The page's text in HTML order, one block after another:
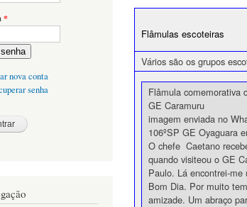
*
nova conta
senha
Flâmulas escoteiras
Vários são os grupos
Flâmula comemorativa
GE Caramuru
imagem enviada no
106ºSP GE Oyaguara
O chefe Caetano
quando visiteou o GE
Paulo. Lá encontrei-
Bom Dia. Por muito
amizade. Um abraço